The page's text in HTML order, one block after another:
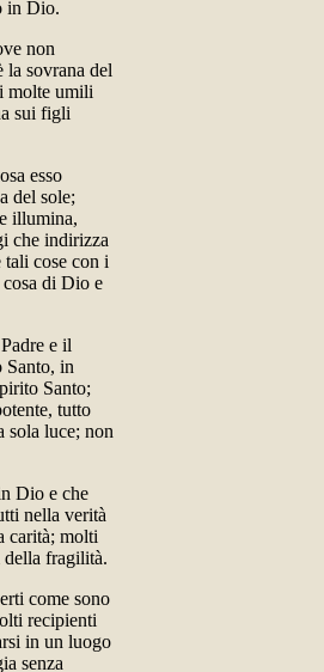
in Dio.
non
la sovrana del
molte umili
sui figli
esso
del sole;
illumina,
che indirizza
cose con i
cosa di Dio e
e il
Santo, in
Santo;
tutto
sola luce; non
Dio e che
nella verità
carità; molti
della fragilità.
come sono
recipienti
in un luogo
senza